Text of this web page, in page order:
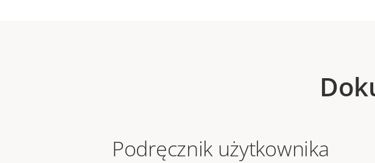
Podręcznik użytkownika